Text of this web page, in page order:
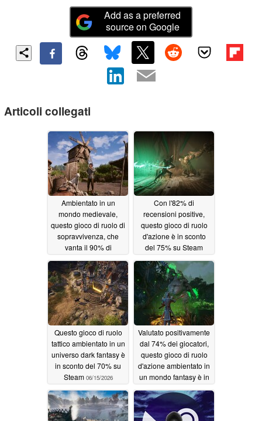
Add as a preferred
source on Google
Articoli collegati
Ambientato in un
mondo medievale,
questo gioco di ruolo di
sopravvivenza, che
vanta il 90% di
attualmente in offerta
su Steam con uno
sconto del 50%
06/18/2026
Con l'82% di
recensioni positive,
questo gioco di ruolo
d'azione è in sconto
del 75% su Steam
06/16/2026
Questo gioco di ruolo
tattico ambientato in un
universo dark fantasy è
in sconto del 70% su
Steam 06/15/2026
Valutato positivamente
dal 74% dei giocatori,
questo gioco di ruolo
d'azione ambientato in
un mondo fantasy è in
Steam
06/14/2026